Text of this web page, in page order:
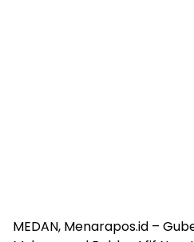
MEDAN, Menarapos.id –